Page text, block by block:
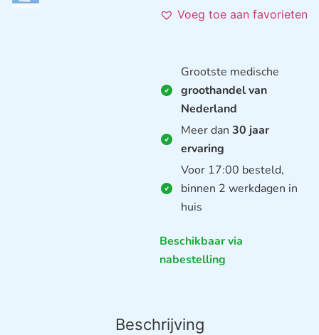
Voeg toe aan favorieten
Grootste medische
groothandel van
Nederland
Meer dan 30 jaar
ervaring
Voor 17:00 besteld,
binnen 2 werkdagen in
huis
Beschikbaar via
nabestelling
Beschrijving